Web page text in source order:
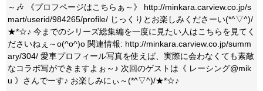
～🎶 《プロフページはこちらぁ～》 http://minkara.carview.co.jp/s
mart/userid/984265/profile/ じっくりとお楽しみくださーい(*^▽^)/
★*☆♪ 今までのシリーズ総集編を一度に見たい人はこちらを見てく
ださいねぇ～o(^o^)o 関連情報: http://minkara.carview.co.jp/summ
ary/304/ 愛車プロフィール写真を使えば、実際に会わなくても素敵
なコラボ写ができますよぉ～♪ 次回のゲストは《 レーシング@mik
u 》さんでーす♪ お楽しみにぃ～(*^▽^)/★*☆♪